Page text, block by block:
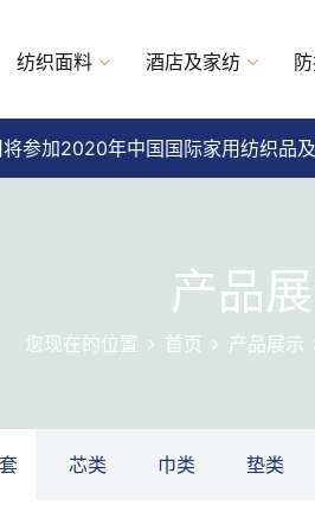
纺织面料 酒店及家纺
参加2020年中国国际家用纺织品
产品
您现在的位置 首页 产品展示
芯类 巾类 垫类